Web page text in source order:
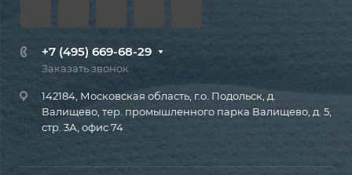
+7 (495) 669-68-29
Заказать звонок
142184, Московская область, г.о. Подольск, д.
Валищево, тер. промышленного парка Валищево, д. 5,
стр. 3А, офис 74